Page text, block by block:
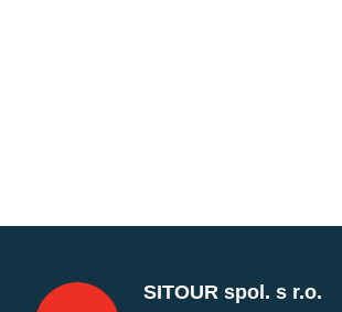
SITOUR spol. s r.o.